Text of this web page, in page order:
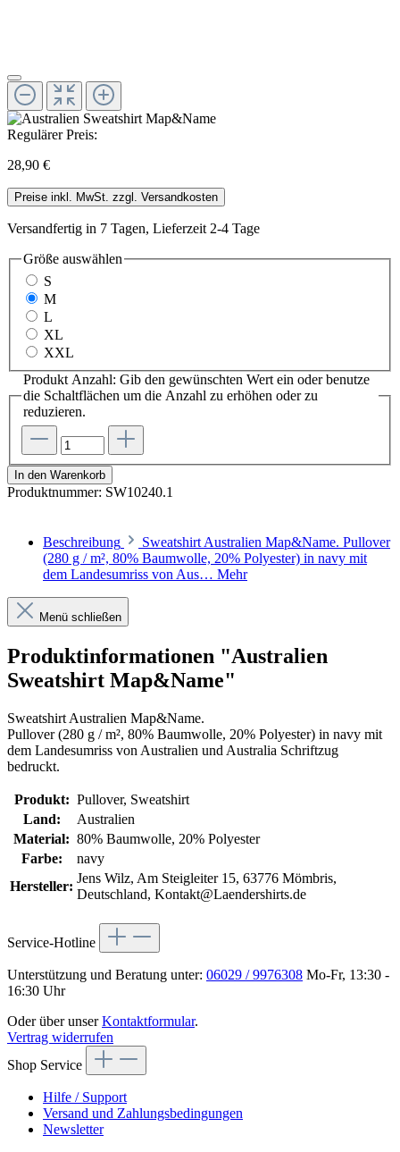
Regulärer Preis:
28,90 €
Preise inkl. MwSt. zzgl. Versandkosten
Versandfertig in 7 Tagen, Lieferzeit 2-4 Tage
Größe auswählen
S
M
L
XL
XXL
Produkt Anzahl: Gib den gewünschten Wert ein oder benutze
die Schaltflächen um die Anzahl zu erhöhen oder zu
reduzieren.
In den Warenkorb
Produktnummer: SW10240.1
Beschreibung
Sweatshirt Australien Map&Name. Pullover
(280 g / m², 80% Baumwolle, 20% Polyester) in navy mit
dem Landesumriss von Aus… Mehr
Menü schließen
Produktinformationen "Australien
Sweatshirt Map&Name"
Sweatshirt Australien Map&Name.
Pullover (280 g / m², 80% Baumwolle, 20% Polyester) in navy mit
dem Landesumriss von Australien und Australia Schriftzug
bedruckt.
Produkt: Pullover, Sweatshirt
Land:
Australien
Material: 80% Baumwolle, 20% Polyester
Farbe:
navy
Hersteller:
Jens Wilz, Am Steigleiter 15, 63776 Mömbris,
Deutschland, Kontakt@Laendershirts.de
Service-Hotline
Unterstützung und Beratung unter: 06029 / 9976308 Mo-Fr, 13:30 -
16:30 Uhr
Oder über unserKontaktformular.
Vertrag widerrufen
Shop Service
Hilfe / Support
Versand und Zahlungsbedingungen
Newsletter